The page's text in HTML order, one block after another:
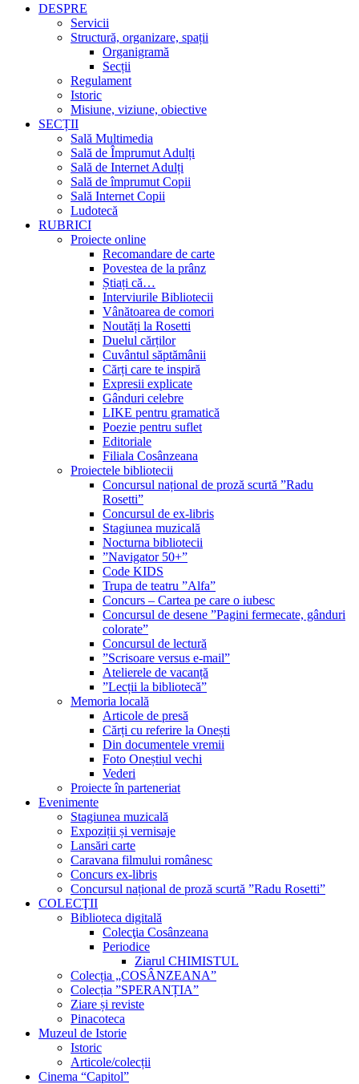
DESPRE
Servicii
Structură, organizare, spații
Organigramă
Secții
Regulament
Istoric
Misiune, viziune, obiective
SECȚII
Sală Multimedia
Sală de Împrumut Adulți
Sală de Internet Adulți
Sală de împrumut Copii
Sală Internet Copii
Ludotecă
RUBRICI
Proiecte online
Recomandare de carte
Povestea de la prânz
Știați că…
Interviurile Bibliotecii
Vânătoarea de comori
Noutăți la Rosetti
Duelul cărților
Cuvântul săptămânii
Cărți care te inspiră
Expresii explicate
Gânduri celebre
LIKE pentru gramatică
Poezie pentru suflet
Editoriale
Filiala Cosânzeana
Proiectele bibliotecii
Concursul național de proză scurtă ”Radu
Rosetti”
Concursul de ex-libris
Stagiunea muzicală
Nocturna bibliotecii
”Navigator 50+”
Code KIDS
Trupa de teatru ”Alfa”
Concurs – Cartea pe care o iubesc
Concursul de desene ”Pagini fermecate, gânduri
colorate”
Concursul de lectură
”Scrisoare versus e-mail”
Atelierele de vacanță
”Lecții la bibliotecă”
Memoria locală
Articole de presă
Cărți cu referire la Onești
Din documentele vremii
Foto Oneștiul vechi
Vederi
Proiecte în parteneriat
Evenimente
Stagiunea muzicală
Expoziții și vernisaje
Lansări carte
Caravana filmului românesc
Concurs ex-libris
Concursul național de proză scurtă ”Radu Rosetti”
COLECŢII
Biblioteca digitală
Colecţia Cosânzeana
Periodice
Ziarul CHIMISTUL
Colecția „COSÂNZEANA”
Colecția ”SPERANȚIA”
Ziare și reviste
Pinacoteca
Muzeul de Istorie
Istoric
Articole/colecții
Cinema “Capitol”